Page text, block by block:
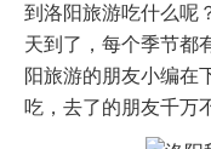
到洛阳旅游吃什么呢
天到了，每个季节都
阳旅游的朋友小编在
吃，去了的朋友千万